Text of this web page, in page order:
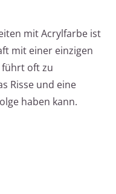
mit Acrylfarbe ist
mit einer einzigen
führt oft zu
Risse und eine
haben kann.